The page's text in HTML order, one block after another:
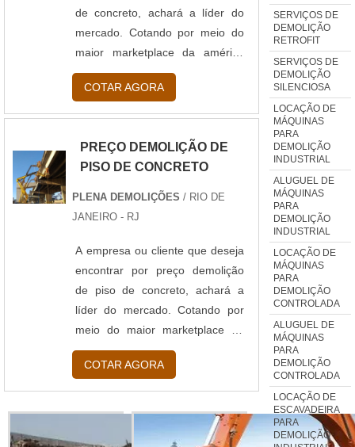
de concreto, achará a líder do
mercado. Cotando por meio do
maior marketplace da américa
latina, encontrará a empresa
líder do segmento.É exatamente
isso! Quando o interesse é por
aqui com a gente da Plena
Demolições conseguirá excelente
custo-benefício com soluções
para questões relativas ao meio
trabalho.MAIS DETAL...
COTAR AGORA
PREÇO DEMOLIÇÃO DE
PISO DE CONCRETO
PLENA DEMOLIÇÕES / RIO DE
JANEIRO - RJ
A empresa ou cliente que deseja
encontrar por preço demolição
de piso de concreto, achará a
líder do mercado. Cotando por
meio do maior marketplace da
américa latina, encontrará a
melhor empresa do
segmento.MAIS SOBRE PREÇO
DEMOLIÇÃO DE PISO DE
CONCRETOSe alguém quer
COTAR AGORA
SERVIÇOS DE
DEMOLIÇÃO
RETROFIT
SERVIÇOS DE
DEMOLIÇÃO
SILENCIOSA
LOCAÇÃO DE
MÁQUINAS
PARA
DEMOLIÇÃO
INDUSTRIAL
ALUGUEL DE
MÁQUINAS
PARA
DEMOLIÇÃO
INDUSTRIAL
LOCAÇÃO DE
MÁQUINAS
PARA
DEMOLIÇÃO
CONTROLADA
ALUGUEL DE
MÁQUINAS
PARA
DEMOLIÇÃO
CONTROLADA
LOCAÇÃO DE
ESCAVADEIRA
PARA
DEMOLIÇÃO